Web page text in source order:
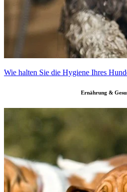
Wie halten Sie die Hygiene Ihres
Ernährung &